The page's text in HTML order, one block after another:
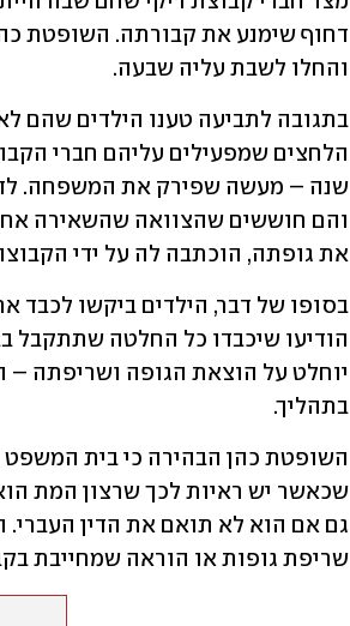
והחלו לשבת עליה שבעה.
את גופתה, הוכתבה לה על ידי
בתהליך.
שריפת גופות או הוראה שמחייבת